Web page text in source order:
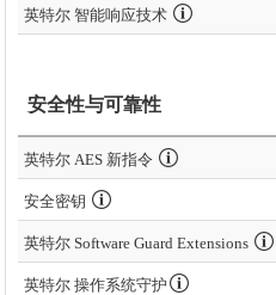
英特尔 智能响应技术
安全性与可靠性
英特尔 AES 新指令
安全密钥
英特尔 Software Guard Extensions
英特尔 操作系统守护